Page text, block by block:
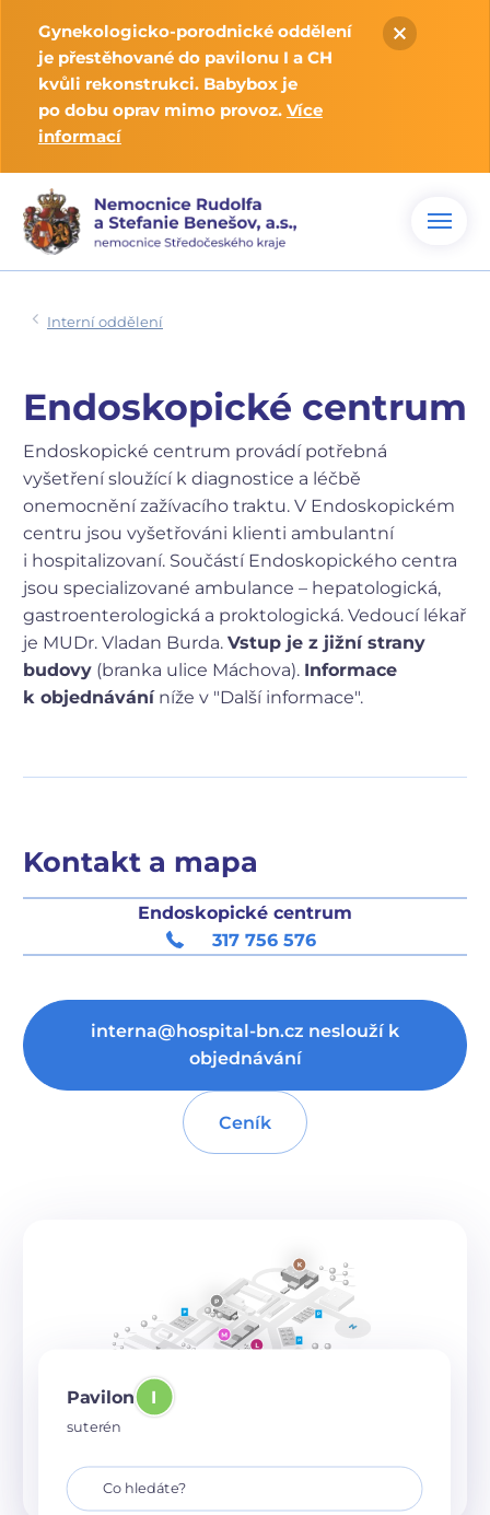
Gynekologicko-porodnické oddělení
je přestěhované do pavilonu I a CH
kvůli rekonstrukci. Babybox je
po dobu oprav mimo provoz. Více
informací
Interní oddělení
Endoskopické centrum
Endoskopické centrum provádí potřebná
vyšetření sloužící k diagnostice a léčbě
onemocnění zažívacího traktu. V Endoskopickém
centru jsou vyšetřováni klienti ambulantní
i hospitalizovaní. Součástí Endoskopického centra
jsou specializované ambulance – hepatologická,
gastroenterologická a proktologická. Vedoucí lékař
je MUDr. Vladan Burda. Vstup je z jižní strany
budovy (branka ulice Máchova). Informace
k objednáváníníže v "Další informace".
Kontakt a mapa
Endoskopické centrum
317 756 576
interna@hospital-bn.cz neslouží k
objednávání
Ceník
Pavilon I
suterén